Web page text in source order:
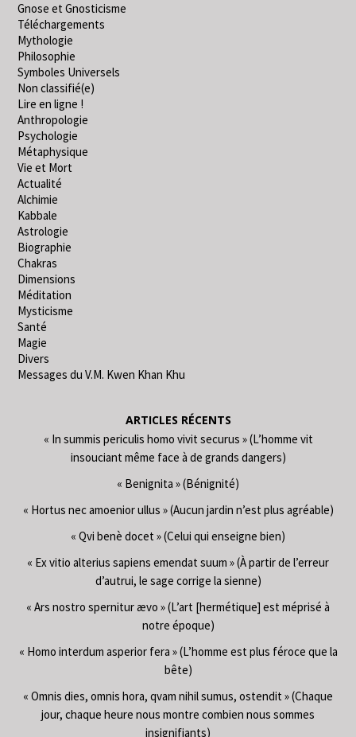
Gnose et Gnosticisme
Téléchargements
Mythologie
Philosophie
Symboles Universels
Non classifié(e)
Lire en ligne !
Anthropologie
Psychologie
Métaphysique
Vie et Mort
Actualité
Alchimie
Kabbale
Astrologie
Biographie
Chakras
Dimensions
Méditation
Mysticisme
Santé
Magie
Divers
Messages du V.M. Kwen Khan Khu
ARTICLES RÉCENTS
« In summis periculis homo vivit securus » (L’homme vit
insouciant même face à de grands dangers)
« Benignita » (Bénignité)
« Hortus nec amoenior ullus » (Aucun jardin n’est plus agréable)
« Qvi benè docet » (Celui qui enseigne bien)
« Ex vitio alterius sapiens emendat suum » (À partir de l’erreur
d’autrui, le sage corrige la sienne)
« Ars nostro spernitur ævo » (L’art [hermétique] est méprisé à
notre époque)
« Homo interdum asperior fera » (L’homme est plus féroce que la
bête)
« Omnis dies, omnis hora, qvam nihil sumus, ostendit » (Chaque
jour, chaque heure nous montre combien nous sommes
insignifiants)